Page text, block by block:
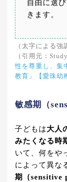
自由に選
きます。
（太字による強
（引用元：
性を尊重し、集
教育」【愛珠幼
敏感期（
子どもは大人
みたくなる時
いて、何をや
によって異な
期（sensitive